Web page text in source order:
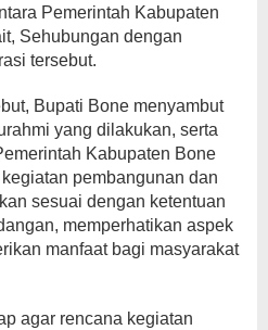
Pemerintah Kabupaten
Sehubungan dengan
tersebut.
Bupati Bone menyambut
yang dilakukan, serta
Kabupaten Bone
pembangunan dan
sesuai dengan ketentuan
memperhatikan aspek
manfaat bagi masyarakat
agar rencana kegiatan